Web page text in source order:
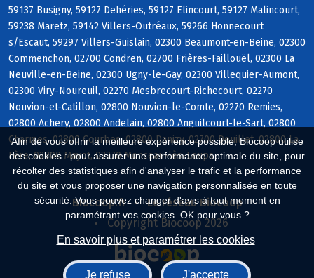
Afin de vous offrir la meilleure expérience possible, Biocoop utilise
des cookies : pour assurer une performance optimale du site, pour
récolter des statistiques afin d'analyser le trafic et la performance
du site et vous proposer une navigation personnalisée en toute
sécurité. Vous pouvez changer d'avis à tout moment en
paramétrant vos cookies. OK pour vous ?
En savoir plus et paramétrer les cookies
Je refuse J'accepte
59137 Busigny, 59127 Dehéries, 59127 Elincourt, 59127 Malincourt,
59238 Maretz, 59142 Villers-Outréaux, 59266 Honnecourt
s/Escaut, 59297 Villers-Guislain, 02300 Beaumont-en-Beine, 02300
Commenchon, 02700 Condren, 02700 Frières-Faillouël, 02300 La
Neuville-en-Beine, 02300 Ugny-le-Gay, 02300 Villequier-Aumont,
02300 Viry-Noureuil, 02270 Mesbrecourt-Richecourt, 02270
Nouvion-et-Catillon, 02800 Nouvion-le-Comte, 02270 Remies,
02800 Achery, 02800 Andelain, 02800 Anguilcourt-le-Sart, 02800
Charmes, 02800 Courbes, 02800 Danizy, 02700 Deuillet, 02800 La
Fère, 02800 Mayot, 02270 Monceau-lès-Leups
Biocoop.fr
Le réseau Biocoop
Copyright Biocoop 2026